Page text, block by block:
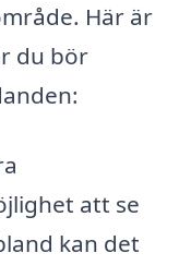
Här är
du bör
att se
kan det